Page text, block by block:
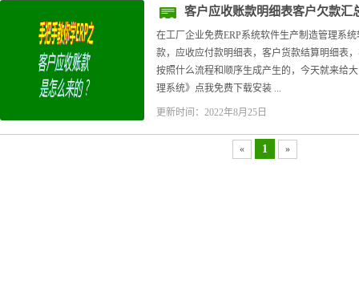
客户应收账款明细表客户欠款汇
在工厂企业免费ERP系统软件生产制造管理系
款，应收应付款明细表，客户货款结算明细表
按照什么流程和顺序生成产生的，今天就来给
理系统》点我免费下载安装 ...
更新时间：2022年8月25日
« 1 »